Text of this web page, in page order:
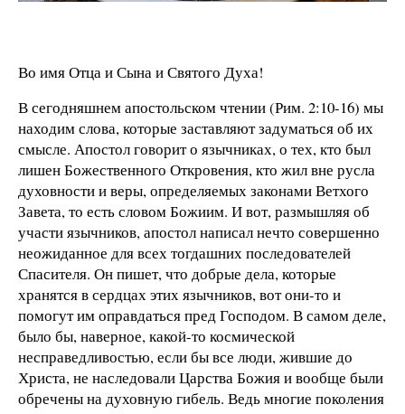
Во имя Отца и Сына и Святого Духа!
В сегодняшнем апостольском чтении (Рим. 2:10-16) мы
находим слова, которые заставляют задуматься об их
смысле. Апостол говорит о язычниках, о тех, кто был
лишен Божественного Откровения, кто жил вне русла
духовности и веры, определяемых законами Ветхого
Завета, то есть словом Божиим. И вот, размышляя об
участи язычников, апостол написал нечто совершенно
неожиданное для всех тогдашних последователей
Спасителя. Он пишет, что добрые дела, которые
хранятся в сердцах этих язычников, вот они-то и
помогут им оправдаться пред Господом. В самом деле,
было бы, наверное, какой-то космической
несправедливостью, если бы все люди, жившие до
Христа, не наследовали Царства Божия и вообще были
обречены на духовную гибель. Ведь многие поколения